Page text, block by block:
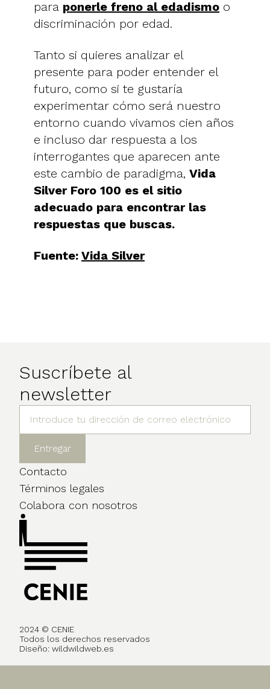
para ponerle freno al edadismo o
discriminación por edad.
Tanto si quieres analizar el
presente para poder entender el
futuro, como si te gustaría
experimentar cómo será nuestro
entorno cuando vivamos cien años
e incluso dar respuesta a los
interrogantes que aparecen ante
este cambio de paradigma, Vida
Silver Foro 100 es el sitio
adecuado para encontrar las
respuestas que buscas.
Fuente: Vida Silver
Suscríbete al
newsletter
Contacto
Términos legales
Colabora con nosotros
2024 © CENIE
Todos los derechos reservados
Diseño: wildwildweb.es